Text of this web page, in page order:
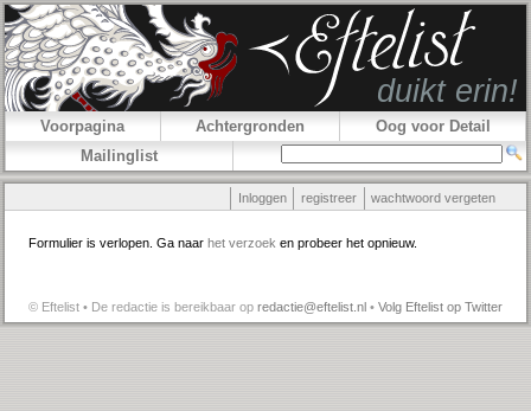
Voorpagina Achtergronden
Oog voor Detail
Mailinglist
Inloggen registreer wachtwoord vergeten
Formulier is verlopen. Ga naar het verzoek en probeer het opnieuw.
© Eftelist • De redactie is bereikbaar op redactie@eftelist.nl • Volg Eftelist op Twitter